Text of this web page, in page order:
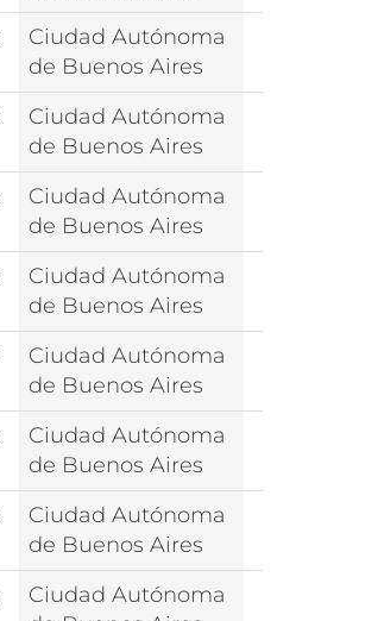
Ciudad Autónoma
de Buenos Aires
Ciudad Autónoma
de Buenos Aires
Ciudad Autónoma
de Buenos Aires
Ciudad Autónoma
de Buenos Aires
Ciudad Autónoma
de Buenos Aires
Ciudad Autónoma
de Buenos Aires
Ciudad Autónoma
de Buenos Aires
Ciudad Autónoma